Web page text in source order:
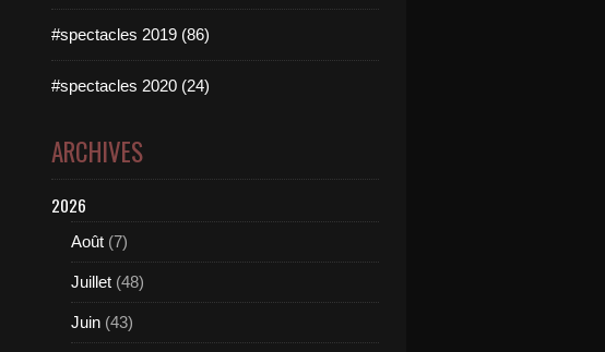
#spectacles 2019 (86)
#spectacles 2020 (24)
ARCHIVES
2026
Août (7)
Juillet (48)
Juin (43)